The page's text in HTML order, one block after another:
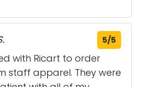
5/5
with Ricart to order
staff apparel. They were